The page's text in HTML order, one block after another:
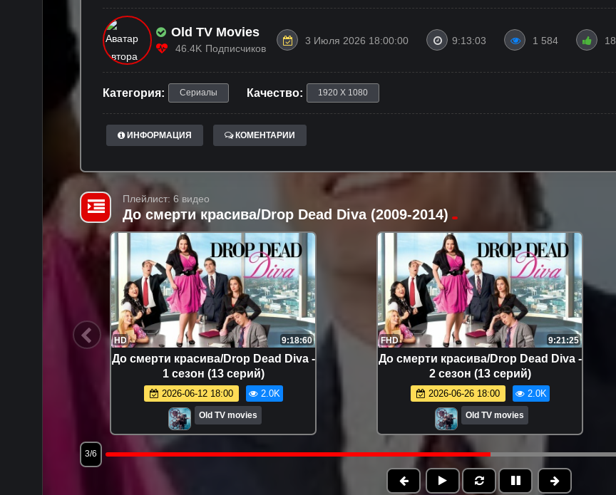
Old TV Movies
46.4K Подписчиков
3 Июля 2026 18:00:00 9:13:03 1 584 18
Категория: Сериалы Качество: 1920 X 1080
ИНФОРМАЦИЯ КОМЕНТАРИИ
Плейлист: 6 видео
До смерти красива/Drop Dead Diva (2009-2014)
HD 9:18:60
До смерти красива/Drop Dead Diva -
1 сезон (13 серий)
2026-06-12 18:00 2.0K
Old TV movies
FHD 9:21:25
До смерти красива/Drop Dead Diva -
2 сезон (13 серий)
2026-06-26 18:00 2.0K
Old TV movies
3/6